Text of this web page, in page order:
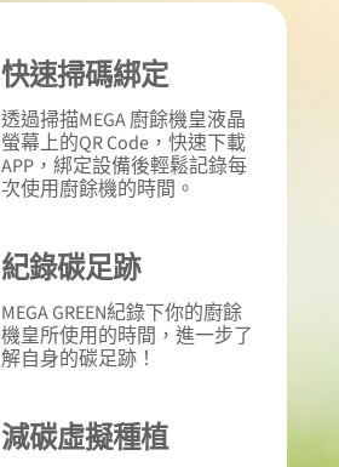
快速掃碼綁定
透過掃描MEGA 廚餘機皇液晶
螢幕上的QR Code，快速下載
APP，綁定設備後輕鬆記錄每
次使用廚餘機的時間。
紀錄碳足跡
MEGA GREEN紀錄下你的廚餘
機皇所使用的時間，進一步了
解自身的碳足跡！
減碳虛擬種植